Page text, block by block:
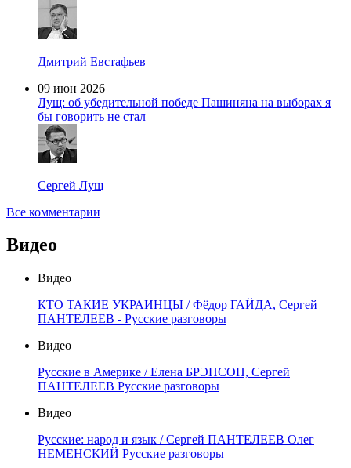
Дмитрий Евстафьев
09 июн 2026
Лущ: об убедительной победе Пашиняна на выборах я
бы говорить не стал
Сергей Лущ
Все комментарии
Видео
Видео
КТО ТАКИЕ УКРАИНЦЫ / Фёдор ГАЙДА, Сергей
ПАНТЕЛЕЕВ - Русские разговоры
Видео
Русские в Америке / Елена БРЭНСОН, Сергей
ПАНТЕЛЕЕВ Русские разговоры
Видео
Русские: народ и язык / Сергей ПАНТЕЛЕЕВ Олег
НЕМЕНСКИЙ Русские разговоры